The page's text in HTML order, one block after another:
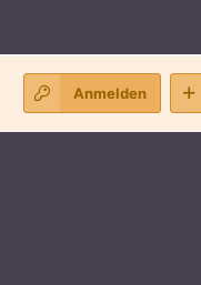
Anmelden